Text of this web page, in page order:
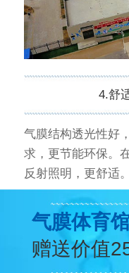
4.舒
气膜结构透光性好
求，更节能环保。
反射照明，更舒适。
气膜体育
赠送价值